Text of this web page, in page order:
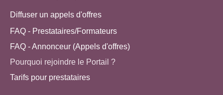
Diffuser un appels d'offres
FAQ - Prestataires/Formateurs
FAQ - Annonceur (Appels d'offres)
Pourquoi rejoindre le Portail ?
Tarifs pour prestataires